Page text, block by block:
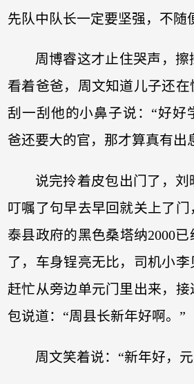
先队中队长一定要坚强，不随
周博睿这才止住哭声，
看着爸爸，周文知道儿子还
刮一刮他的小鼻子说：“好好
爸还要大的官，那才算真有出
说完拎着皮包出门了，刘
叮嘱了句早去早回就关上了
泰县政府的黑色桑塔纳2000
了，车身锃亮无比，司机小李
赶忙从旁边单元门里出来，
包说道：“周县长新年好啊。”
周文笑着说：“新年好，